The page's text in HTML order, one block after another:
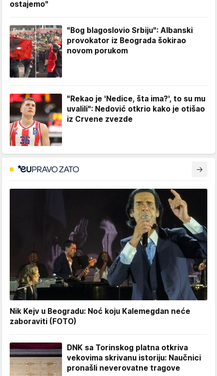
ostajemo"
"Bog blagoslovio Srbiju": Albanski
provokator iz Beograda šokirao
novom porukom
"Rekao je 'Nedice, šta ima?', to su mu
uvalili": Nedović otkrio kako je otišao
iz Crvene zvezde
Nik Kejv u Beogradu: Noć koju Kalemegdan neće
zaboraviti (FOTO)
DNK sa Torinskog platna otkriva
vekovima skrivanu istoriju: Naučnici
pronašli neverovatne tragove